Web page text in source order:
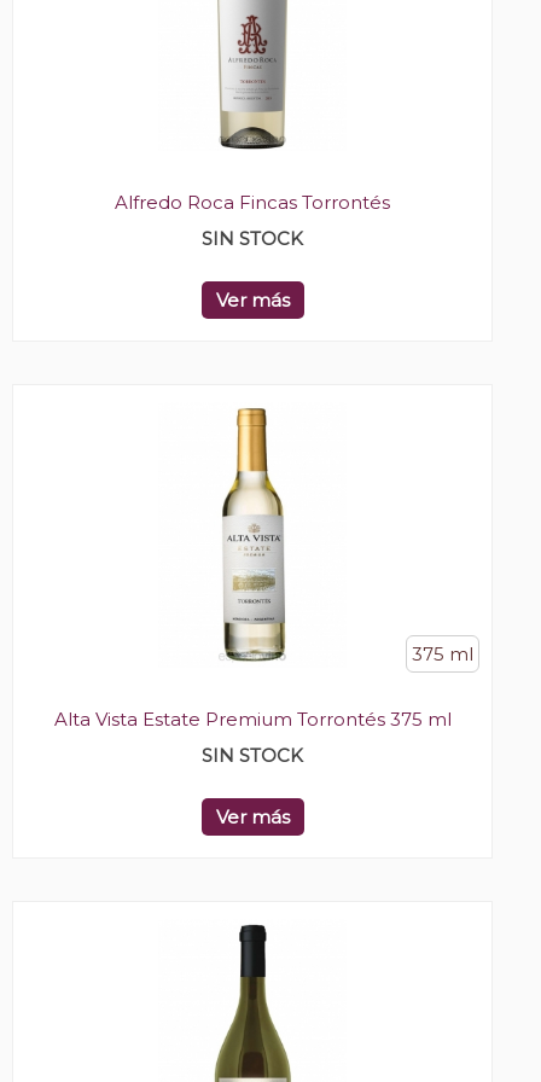
Alfredo Roca Fincas Torrontés
SIN STOCK
Ver más
375 ml
Alta Vista Estate Premium Torrontés 375 ml
SIN STOCK
Ver más